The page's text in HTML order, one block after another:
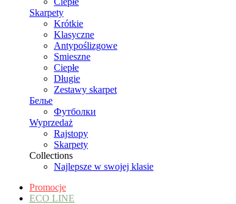
Skarpety
Krótkie
Klasyczne
Antypoślizgowe
Smieszne
Ciepłe
Długie
Zestawy skarpet
Белье
Футболки
Wyprzedaż
Rajstopy
Skarpety
Collections
Najlepsze w swojej klasie
Promocje
ECO LINE